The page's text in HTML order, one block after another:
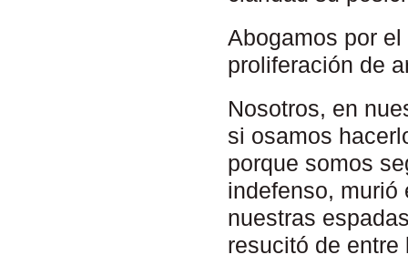
Abogamos por
proliferación de
Nosotros, en
si osamos
porque somos
indefenso, murió
nuestras
resucitó de